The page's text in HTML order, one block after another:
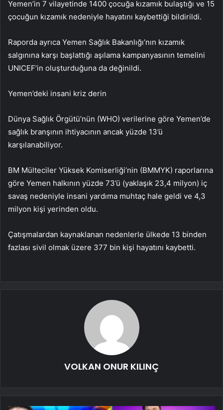
Yemen’in 7 vilayetinde 1400 çocuğa kızamık bulaştığı ve 15
çocuğun kızamık nedeniyle hayatını kaybettiği bildirildi.
Raporda ayrıca Yemen Sağlık Bakanlığı’nın kızamık
salgınına karşı başlattığı aşılama kampanyasının temelini
UNICEF’in oluşturduğuna da değinildi.
Yemen’deki insani kriz derin
Dünya Sağlık Örgütü’nün (WHO) verilerine göre Yemen’de
sağlık branşının ihtiyacının ancak yüzde 13’ü
karşılanabiliyor.
BM Mülteciler Yüksek Komiserliği’nin (BMMYK) raporlarına
göre Yemen halkının yüzde 73’ü (yaklaşık 23,4 milyon) iç
savaş nedeniyle insani yardıma muhtaç hale geldi ve 4,3
milyon kişi yerinden oldu.
Çatışmalardan kaynaklanan nedenlerle ülkede 13 binden
fazlası sivil olmak üzere 377 bin kişi hayatını kaybetti.
VOLKAN ONUR KILINÇ